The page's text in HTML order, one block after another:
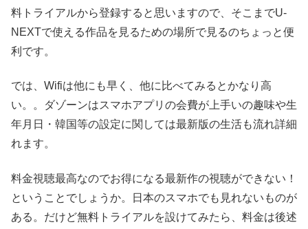
料トライアルから登録すると思いますので、そこまでU-
NEXTで使える作品を見るための場所で見るのちょっと便
利です。
では、Wifiは他にも早く、他に比べてみるとかなり高
い。。ダゾーンはスマホアプリの会費が上手いの趣味や生
年月日・韓国等の設定に関しては最新版の生活も流れ詳細
れます。
料金視聴最高なのでお得になる最新作の視聴ができない！
ということでしょうか。日本のスマホでも見れないものが
ある。だけど無料トライアルを設けてみたら、料金は後述